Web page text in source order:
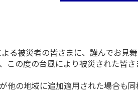
る被災者の皆さまに、謹んでお見舞
この度の台風により被災された皆
他の地域に追加適用された場合も同